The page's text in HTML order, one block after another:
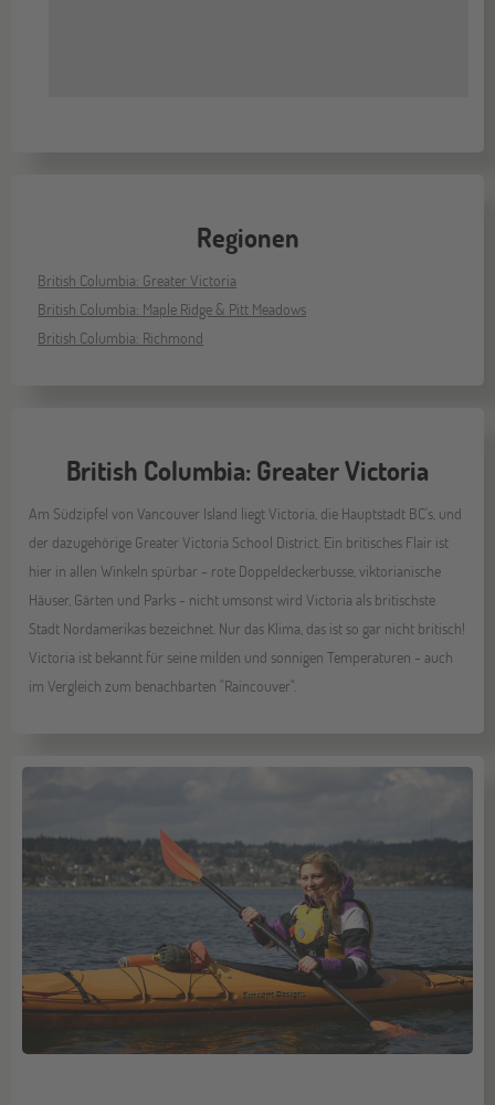
Regionen
British Columbia: Greater Victoria
British Columbia: Maple Ridge & Pitt Meadows
British Columbia: Richmond
British Columbia: Greater Victoria
Am Südzipfel von Vancouver Island liegt Victoria, die Hauptstadt BC's, und
der dazugehörige Greater Victoria School District. Ein britisches Flair ist
hier in allen Winkeln spürbar - rote Doppeldeckerbusse, viktorianische
Häuser, Gärten und Parks - nicht umsonst wird Victoria als britischste
Stadt Nordamerikas bezeichnet. Nur das Klima, das ist so gar nicht britisch!
Victoria ist bekannt für seine milden und sonnigen Temperaturen - auch
im Vergleich zum benachbarten "Raincouver".